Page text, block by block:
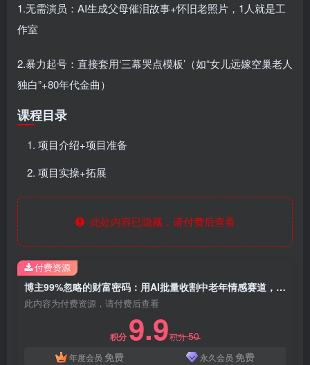
1.无需演员：AI生成父母催泪故事+怀旧老照片，1人就是工
作室
2.暴力起号：直接套用‘三幕哭点模板’（如“女儿远嫁空巢老人
独白”+80年代金曲）
课程目录
项目介绍+项目准备
项目实操+拓展
此处内容已隐藏，请付费后查看
博主99%忽略的财富密码：用AI批量收割中老年情感赛道，日引流300+精准粉
此内容为付费资源，请付费后查看
积分 9.9积分50
年度会员 免费 永久会员 免费
付费资源